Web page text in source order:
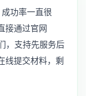
功率一直很
接通过官网
，支持先服务后
线提交材料，剩